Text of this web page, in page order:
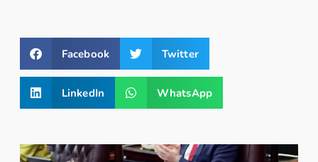
Facebook Twitter
LinkedIn WhatsApp